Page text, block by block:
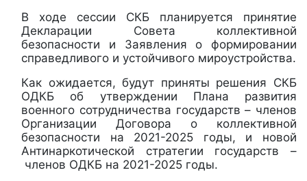
В ходе сессии СКБ планируется принятие
Декларации Совета коллективной
безопасности и Заявления о формировании
справедливого и устойчивого мироустройства.
Как ожидается, будут приняты решения СКБ
ОДКБ об утверждении Плана развития
военного сотрудничества государств – членов
Организации Договора о коллективной
безопасности на 2021-2025 годы, и новой
Антинаркотической стратегии государств –
членов ОДКБ на 2021-2025 годы.